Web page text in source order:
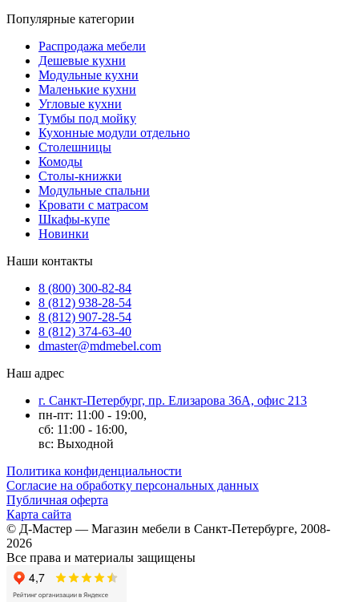
Популярные категории
Распродажа мебели
Дешевые кухни
Модульные кухни
Маленькие кухни
Угловые кухни
Тумбы под мойку
Кухонные модули отдельно
Столешницы
Комоды
Столы-книжки
Модульные спальни
Кровати с матрасом
Шкафы-купе
Новинки
Наши контакты
8 (800) 300-82-84
8 (812) 938-28-54
8 (812) 907-28-54
8 (812) 374-63-40
dmaster@mdmebel.com
Наш адрес
г. Санкт-Петербург, пр. Елизарова 36А, офис 213
пн-пт: 11:00 - 19:00,
сб: 11:00 - 16:00,
вс: Выходной
Политика конфиденциальности
Согласие на обработку персональных данных
Публичная оферта
Карта сайта
© Д-Мастер — Магазин мебели в Санкт-Петербурге, 2008-
2026
Все права и материалы защищены